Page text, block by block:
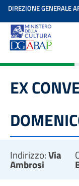
contenuto
DIREZIONE GENERALE
EX
Indirizzo:Via
Ambrosi